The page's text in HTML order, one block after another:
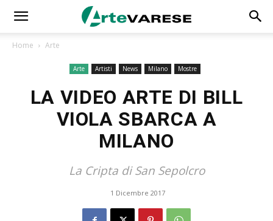
Home Arte
Arte Artisti News Milano Mostre
LA VIDEO ARTE DI BILL
VIOLA SBARCA A
MILANO
La Cripta di San Sepolcro
1 Dicembre 2017